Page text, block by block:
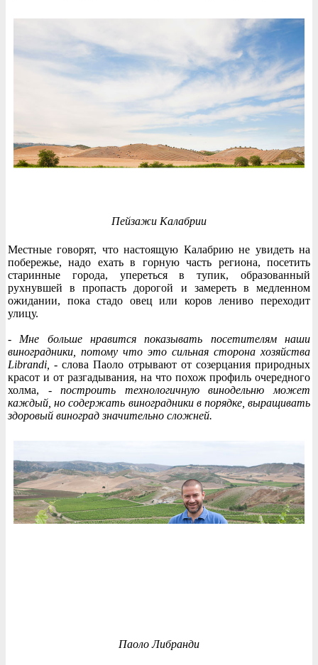
Пейзажи Калабрии
Местные говорят, что настоящую Калабрию не увидеть на
побережье, надо ехать в горную часть региона, посетить
старинные города, упереться в тупик, образованный
рухнувшей в пропасть дорогой и замереть в медленном
ожидании, пока стадо овец или коров лениво переходит
улицу.
- Мне больше нравится показывать посетителям наши
виноградники, потому что это сильная сторона хозяйства
Librandi,- слова Паоло отрывают от созерцания природных
красот и от разгадывания, на что похож профиль очередного
холма, -построить технологичную винодельню может
каждый, но содержать виноградники в порядке, выращивать
здоровый виноград значительно сложней.
Паоло Либранди